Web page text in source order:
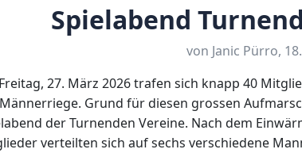
Spielabend
von Janic Pürro,
27. März 2026 trafen sich knapp 40
Grund für diesen grossen
der Turnenden Vereine. Nach dem
verteilten sich auf sechs verschiedene